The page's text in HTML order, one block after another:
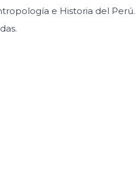
e Historia del Perú.